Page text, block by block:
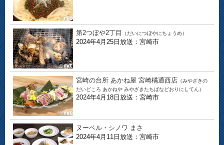
第2つぼや2丁目 （だいにつぼやにちょうめ）
2024年4月25日放送：宮崎市
宮崎の台所 あかね屋 宮崎橘通西店 （みやざきの
だいどころ あかねや みやざきたちばなどおりにしてん）
2024年4月18日放送：宮崎市
ヌーベル・シノワ まさ
2024年4月11日放送：宮崎市